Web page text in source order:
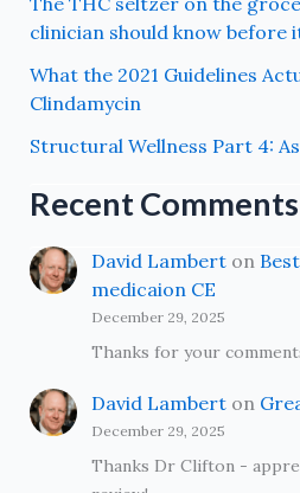
clinician should know before
What the 2021 Guidelines
Clindamycin
Structural Wellness Part 4:
Recent Comments
David Lamberton
medicaion CE
December 29, 2025
Thanks for your
David Lamberton
December 29, 2025
Thanks Dr Clifton -